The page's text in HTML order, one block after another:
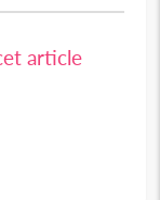
article